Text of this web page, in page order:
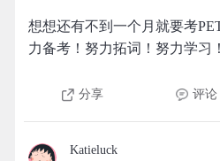
想想还有不到一个月就要考
力备考！努力拓词！努力学习！
分享 评论
Katieluck